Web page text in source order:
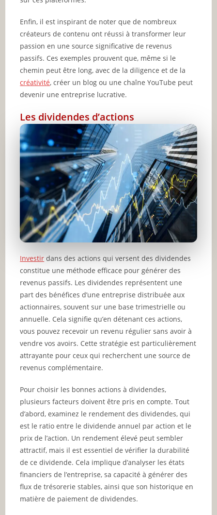
Enfin, il est inspirant de noter que de nombreux
créateurs de contenu ont réussi à transformer leur
passion en une source significative de revenus
passifs. Ces exemples prouvent que, même si le
chemin peut être long, avec de la diligence et de la
créativité, créer un blog ou une chaîne YouTube peut
devenir une entreprise lucrative.
Les dividendes d’actions
Investir dans des actions qui versent des dividendes
constitue une méthode efficace pour générer des
revenus passifs. Les dividendes représentent une
part des bénéfices d’une entreprise distribuée aux
actionnaires, souvent sur une base trimestrielle ou
annuelle. Cela signifie qu’en détenant ces actions,
vous pouvez recevoir un revenu régulier sans avoir à
vendre vos avoirs. Cette stratégie est particulièrement
attrayante pour ceux qui recherchent une source de
revenus complémentaire.
Pour choisir les bonnes actions à dividendes,
plusieurs facteurs doivent être pris en compte. Tout
d’abord, examinez le rendement des dividendes, qui
est le ratio entre le dividende annuel par action et le
prix de l’action. Un rendement élevé peut sembler
attractif, mais il est essentiel de vérifier la durabilité
de ce dividende. Cela implique d’analyser les états
financiers de l’entreprise, sa capacité à générer des
flux de trésorerie stables, ainsi que son historique en
matière de paiement de dividendes.